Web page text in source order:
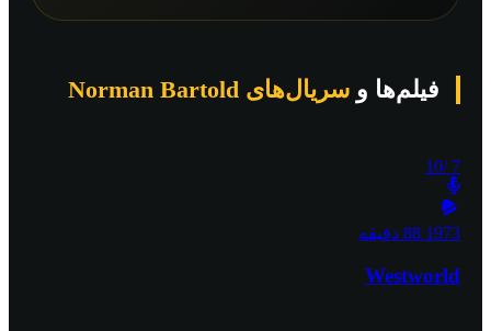
فیلم‌ها و سریال‌های Norman Bartold
7
/10
1973 88 دقیقه
Westworld